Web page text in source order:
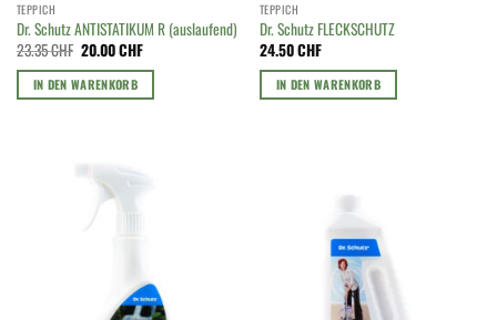
TEPPICH
Dr. Schutz ANTISTATIKUM R (auslaufend)
23.35CHF Ursprünglicher
Preis
war:
23.35 CHF
20.00CHFAktueller
ist:
IN DEN WARENKORB
TEPPICH
Dr. Schutz FLECKSCHUTZ
24.50CHF
IN DEN WARENKORB